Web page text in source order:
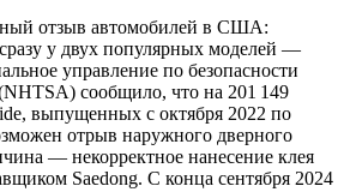
отзыв автомобилей в США:
у двух популярных моделей —
управление по безопасности
сообщило, что на 201 149
выпущенных с октября 2022 по
отрыв наружного дверного
— некорректное нанесение клея
Saedong. С конца сентября 2024